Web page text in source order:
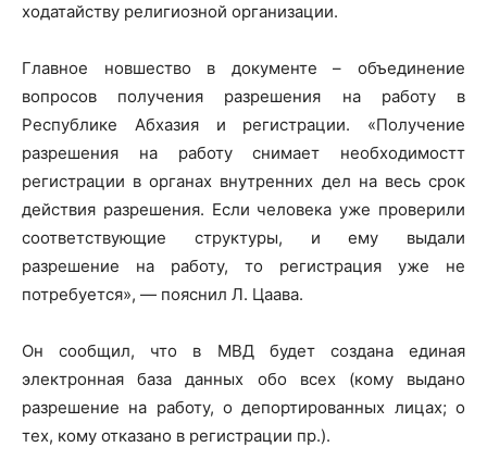
ходатайству религиозной организации.
Главное новшество в документе – объединение
вопросов получения разрешения на работу в
Республике Абхазия и регистрации. «Получение
разрешения на работу снимает необходимостт
регистрации в органах внутренних дел на весь срок
действия разрешения. Если человека уже проверили
соответствующие структуры, и ему выдали
разрешение на работу, то регистрация уже не
потребуется», — пояснил Л. Цаава.
Он сообщил, что в МВД будет создана единая
электронная база данных обо всех (кому выдано
разрешение на работу, о депортированных лицах; о
тех, кому отказано в регистрации пр.).